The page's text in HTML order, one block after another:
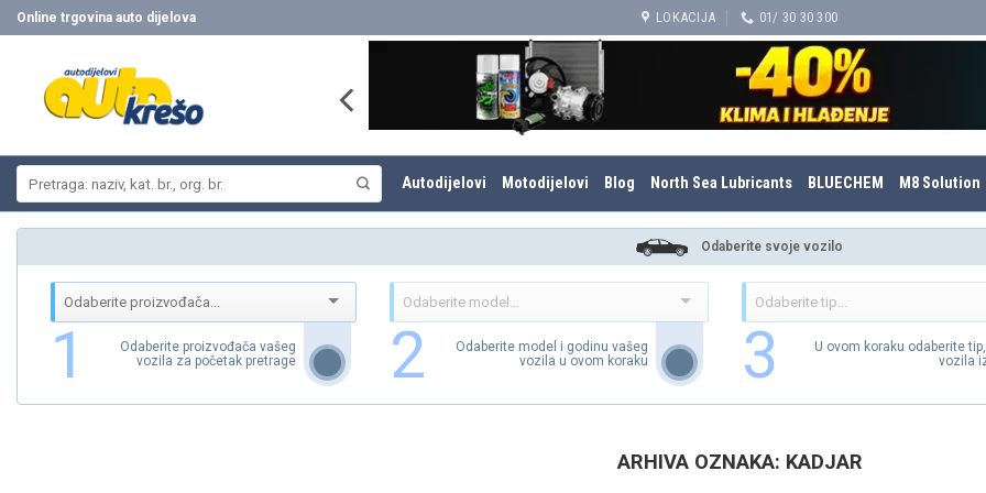
Skip
to
Online trgovina auto dijelova LOKACIJA 01/ 30 30 300
Autodijelovi Motodijelovi Blog North Sea Lubricants BLUECHEM M8 Solution
Odaberite svoje vozilo
1
Odaberite proizvođača vašeg
vozila za početak pretrage
2
Odaberite model i godinu vašeg
vozila u ovom koraku
3
U ovom koraku odaberite
vozila
ARHIVA OZNAKA: KADJAR